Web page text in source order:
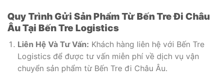
Quy Trình Gửi Sản Phẩm Từ Bến Tre Đi Châu
Âu Tại Bến Tre Logistics
Liên Hệ Và Tư Vấn: Khách hàng liên hệ với Bến Tre
Logistics để được tư vấn miễn phí về dịch vụ vận
chuyển sản phẩm từ Bến Tre đi Châu Âu.